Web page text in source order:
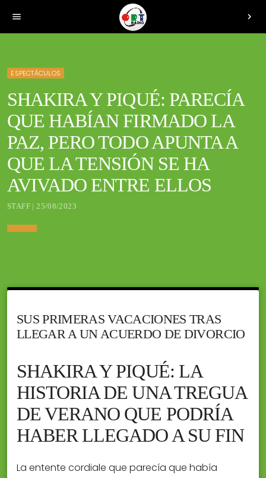
menu chevron_right
ESPECTÁCULOS
SHAKIRA Y PIQUÉ: PARECÍA
QUE HABÍAN FIRMADO LA
PAZ, PERO TODO APUNTA A
QUE LA TENSIÓN SE HA
AVIVADO ENTRE ELLOS
STAFF | 25/08/2023
SUS PRIMERAS VACACIONES TRAS
LLEGAR A UN ACUERDO DE DIVORCIO
SHAKIRA Y PIQUÉ: LA
HISTORIA DE UNA TREGUA
DE VERANO QUE PODRÍA
HABER LLEGADO A SU FIN
La entente cordiale que parecía que había